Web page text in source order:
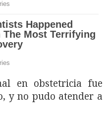
en obstetricia fue
y no pudo atender a